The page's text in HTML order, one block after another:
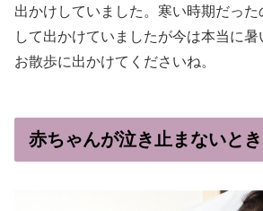
出かけしていました。寒い時期だった
して出かけていましたが今は本当に
お散歩に出かけてくださいね。
赤ちゃんが泣き止まないと